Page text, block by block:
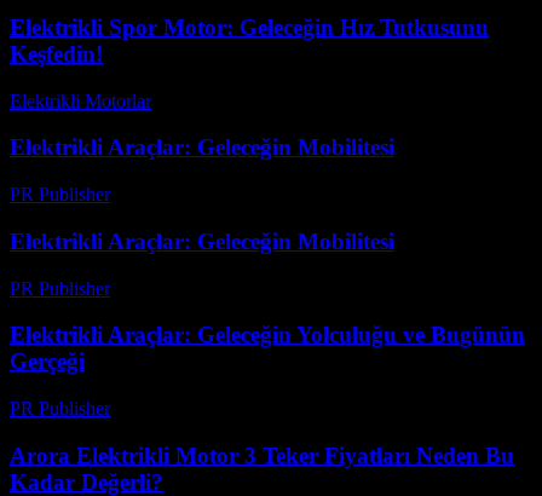
Elektrikli Spor Motor: Geleceğin Hız Tutkusunu
Keşfedin!
Elektrikli Motorlar-
Elektrikli Araçlar: Geleceğin Mobilitesi
PR Publisher-
Elektrikli Araçlar: Geleceğin Mobilitesi
PR Publisher-
Elektrikli Araçlar: Geleceğin Yolculuğu ve Bugünün
Gerçeği
PR Publisher-
Arora Elektrikli Motor 3 Teker Fiyatları Neden Bu
Kadar Değerli?